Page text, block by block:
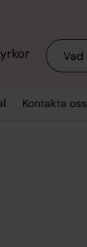
Sök
Kontakta oss